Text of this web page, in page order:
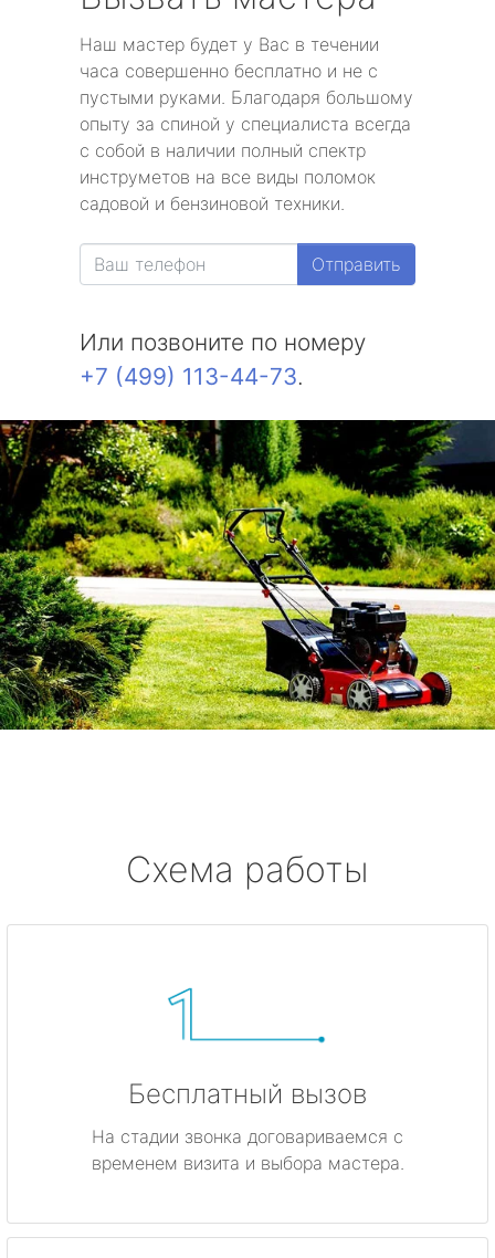
Наш мастер будет у Вас в течении
часа совершенно бесплатно и не с
пустыми руками. Благодаря большому
опыту за спиной у специалиста всегда
с собой в наличии полный спектр
инструметов на все виды поломок
садовой и бензиновой техники.
Отправить
Или позвоните по номеру
+7 (499) 113-44-73.
Схема работы
Бесплатный вызов
На стадии звонка договариваемся с
временем визита и выбора мастера.